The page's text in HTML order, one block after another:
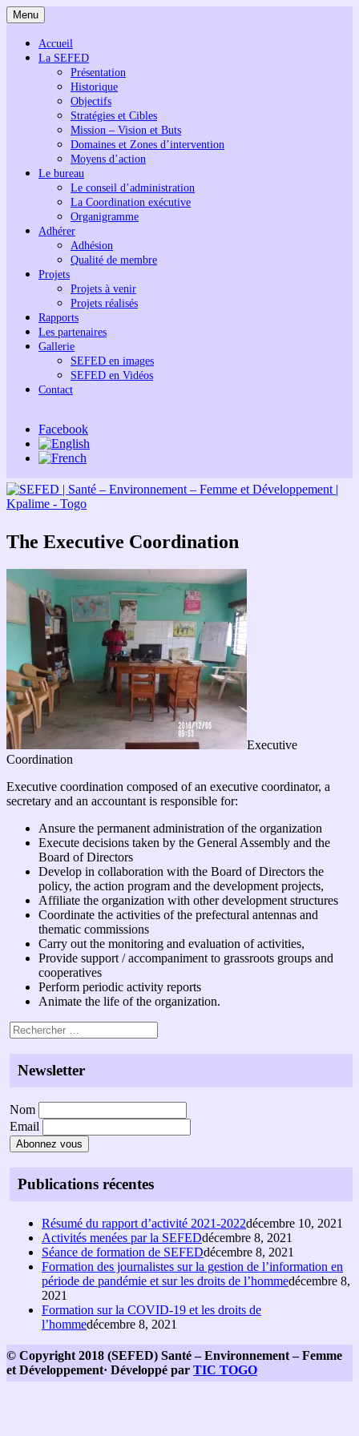
Menu
Accueil
La SEFED
Présentation
Historique
Objectifs
Stratégies et Cibles
Mission – Vision et Buts
Domaines et Zones d’intervention
Moyens d’action
Le bureau
Le conseil d’administration
La Coordination exécutive
Organigramme
Adhérer
Adhésion
Qualité de membre
Projets
Projets à venir
Projets réalisés
Rapports
Les partenaires
Gallerie
SEFED en images
SEFED en Vidéos
Contact
Facebook
The Executive Coordination
Executive
Coordination
Executive coordination composed of an executive coordinator, a
secretary and an accountant is responsible for:
Ansure the permanent administration of the organization
Execute decisions taken by the General Assembly and the
Board of Directors
Develop in collaboration with the Board of Directors the
policy, the action program and the development projects,
Affiliate the organization with other development structures
Coordinate the activities of the prefectural antennas and
thematic commissions
Carry out the monitoring and evaluation of activities,
Provide support / accompaniment to grassroots groups and
cooperatives
Perform periodic activity reports
Animate the life of the organization.
Newsletter
Nom
Email
Publications récentes
Résumé du rapport d’activité 2021-2022décembre 10, 2021
Activités menées par la SEFEDdécembre 8, 2021
Séance de formation de SEFEDdécembre 8, 2021
Formation des journalistes sur la gestion de l’information en
période de pandémie et sur les droits de l’hommedécembre 8,
2021
Formation sur la COVID-19 et les droits de
l’hommedécembre 8, 2021
© Copyright 2018 (SEFED) Santé – Environnement – Femme
et Développement· Développé par TIC TOGO